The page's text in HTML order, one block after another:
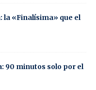
la «Finalísima» que el
90 minutos solo por el